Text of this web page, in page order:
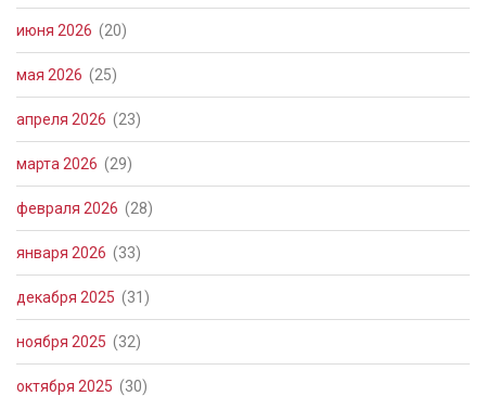
июня 2026 (20)
мая 2026 (25)
апреля 2026 (23)
марта 2026 (29)
февраля 2026 (28)
января 2026 (33)
декабря 2025 (31)
ноября 2025 (32)
октября 2025 (30)